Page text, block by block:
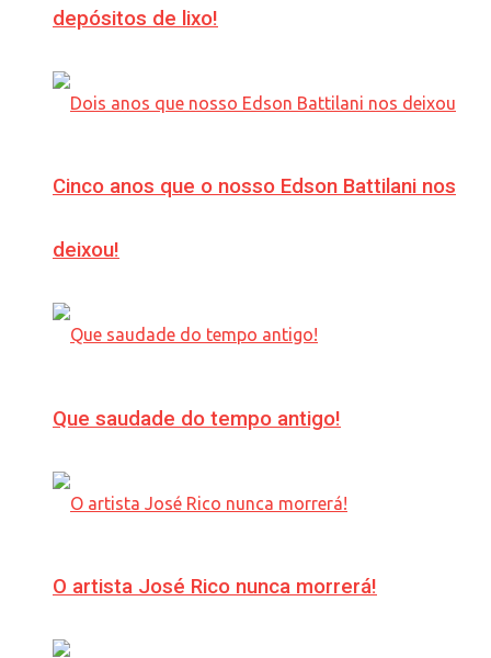
depósitos de lixo!
Cinco anos que o nosso Edson Battilani nos
deixou!
Que saudade do tempo antigo!
O artista José Rico nunca morrerá!